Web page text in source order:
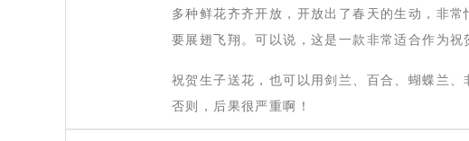
多种鲜花齐齐开放，开放出了春天的生动，非
要展翅飞翔。可以说，这是一款非常适合作为祝
祝贺生子送花，也可以用剑兰、百合、蝴蝶兰、
否则，后果很严重啊！